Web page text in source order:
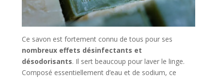
Ce savon est fortement connu de tous pour ses
nombreux effets désinfectants et
désodorisants. Il sert beaucoup pour laver le linge.
Composé essentiellement d’eau et de sodium, ce